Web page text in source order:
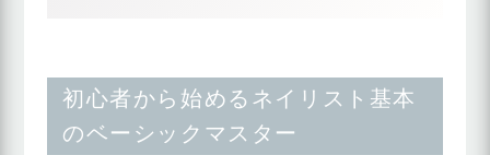
初心者から始めるネイリスト基本
のベーシックマスター